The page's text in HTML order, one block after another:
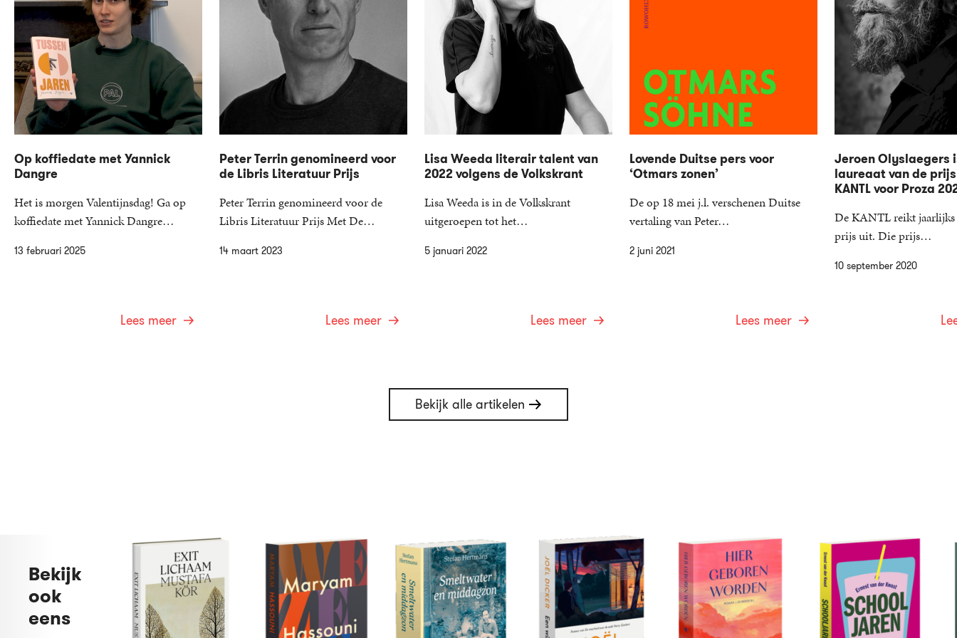
13 februari 2025
Op koffiedate met Yannick
Dangre
Het is morgen Valentijnsdag! Ga op
koffiedate met Yannick Dangre…
Lees meer
14 maart 2023
Peter Terrin genomineerd voor
de Libris Literatuur Prijs
Peter Terrin genomineerd voor de
Libris Literatuur Prijs Met De…
Lees meer
5 januari 2022
Lisa Weeda literair talent van
2022 volgens de Volkskrant
Lisa Weeda is in de Volkskrant
uitgeroepen tot het…
Lees meer
2 juni 2021
Lovende Duitse pers voor
‘Otmars zonen’
De op 18 mei j.l. verschenen Duitse
vertaling van Peter…
Lees meer
10 september 2020
Jeroen Olyslaegers
laureaat van de
KANTL voor Proza
De KANTL reikt jaarlijks
prijs uit. Die prijs…
Bekijk alle artikelen
Bekijk
ook
eens